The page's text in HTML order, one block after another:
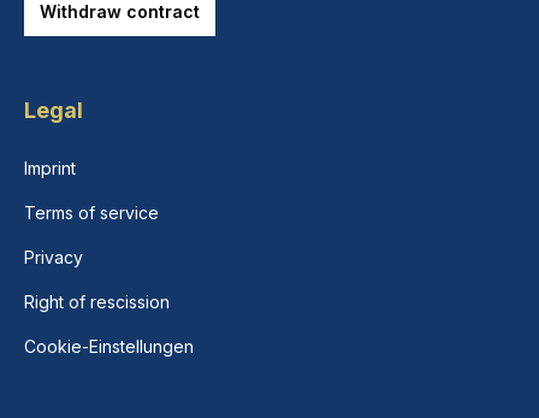
Withdraw contract
Legal
Imprint
Terms of service
Privacy
Right of rescission
Cookie-Einstellungen